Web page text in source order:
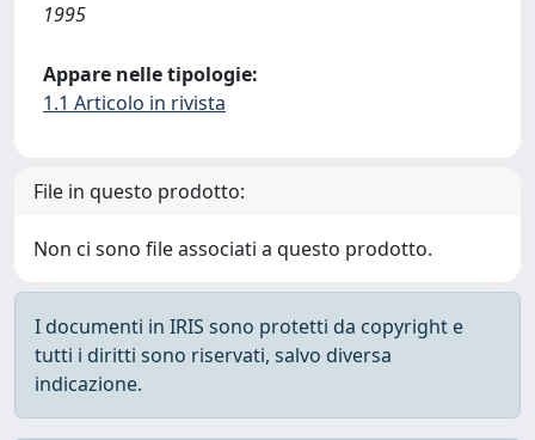
1995
Appare nelle tipologie:
1.1 Articolo in rivista
File in questo prodotto:
Non ci sono file associati a questo prodotto.
I documenti in IRIS sono protetti da copyright e
tutti i diritti sono riservati, salvo diversa
indicazione.